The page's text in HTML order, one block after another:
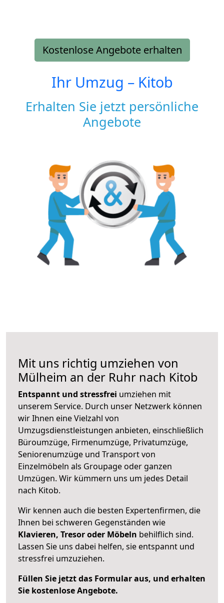
Kostenlose Angebote erhalten
Ihr Umzug – Kitob
Erhalten Sie jetzt persönliche
Angebote
Mit uns richtig umziehen von
Mülheim an der Ruhr nach Kitob
Entspannt und stressfrei umziehen mit
unserem Service. Durch unser Netzwerk können
wir Ihnen eine Vielzahl von
Umzugsdienstleistungen anbieten, einschließlich
Büroumzüge, Firmenumzüge, Privatumzüge,
Seniorenumzüge und Transport von
Einzelmöbeln als Groupage oder ganzen
Umzügen. Wir kümmern uns um jedes Detail
nach Kitob.
Wir kennen auch die besten Expertenfirmen, die
Ihnen bei schweren Gegenständen wie
Klavieren, Tresor oder Möbeln behilflich sind.
Lassen Sie uns dabei helfen, sie entspannt und
stressfrei umzuziehen.
Füllen Sie jetzt das Formular aus, und erhalten
Sie kostenlose Angebote.